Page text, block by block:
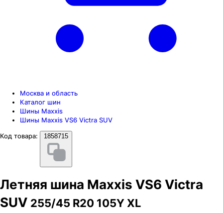
Москва и область
Каталог шин
Шины Maxxis
Шины Maxxis VS6 Victra SUV
Код товара:
1858715
Летняя шина Maxxis VS6 Victra
SUV 255/45 R20 105Y XL